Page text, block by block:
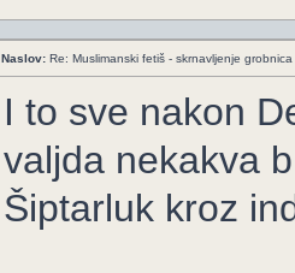
Naslov: Re: Muslimanski fetiš - skrnavljenje
I to sve nakon
valjda nekakva
Šiptarluk kroz